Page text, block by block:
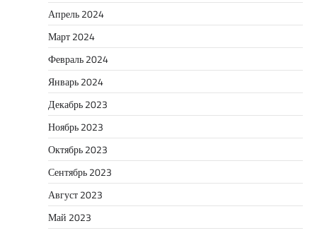
Апрель 2024
Март 2024
Февраль 2024
Январь 2024
Декабрь 2023
Ноябрь 2023
Октябрь 2023
Сентябрь 2023
Август 2023
Май 2023